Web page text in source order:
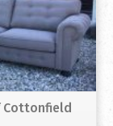
Cottonfield